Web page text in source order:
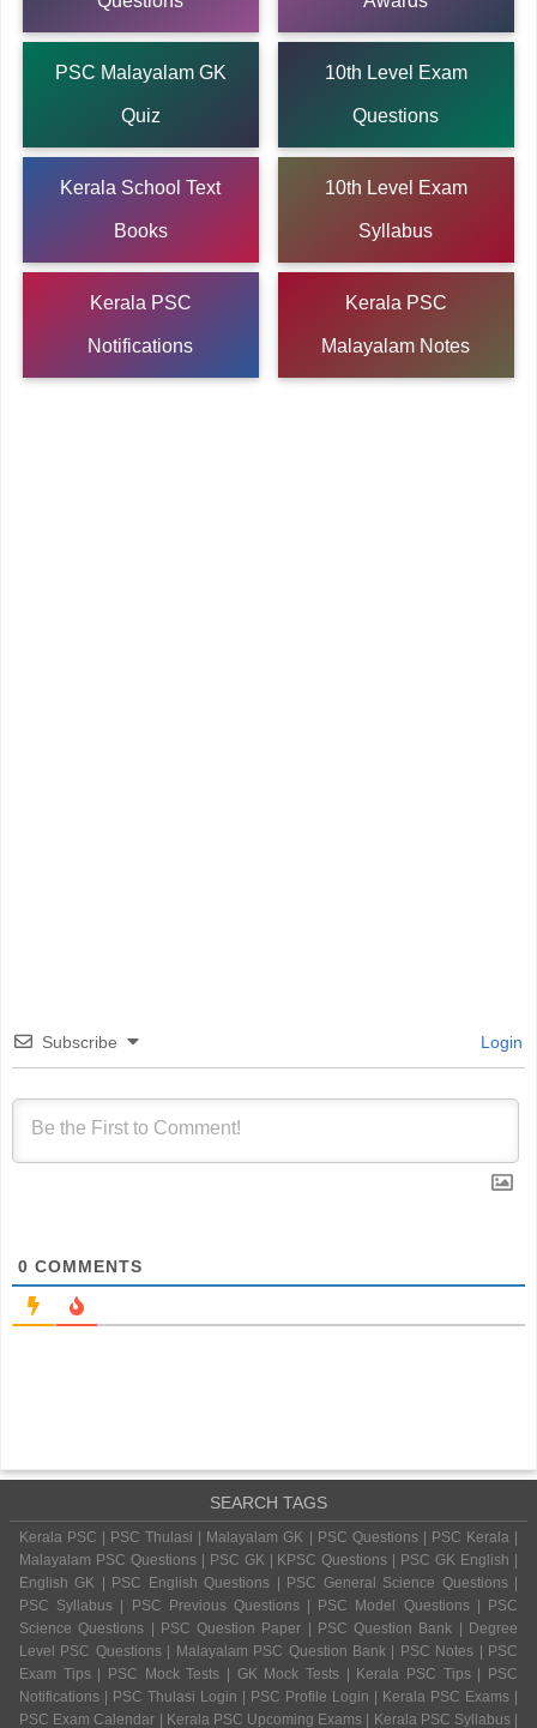
PSC Malayalam GK
Quiz
10th Level Exam
Questions
Kerala School Text
Books
10th Level Exam
Syllabus
Kerala PSC
Notifications
Kerala PSC
Malayalam Notes
Subscribe Login
0 COMMENTS
SEARCH TAGS
Kerala PSC | PSC Thulasi | Malayalam GK | PSC Questions | PSC Kerala |
Malayalam PSC Questions | PSC GK | KPSC Questions | PSC GK English |
English GK | PSC English Questions | PSC General Science Questions |
PSC Syllabus | PSC Previous Questions | PSC Model Questions | PSC
Science Questions | PSC Question Paper | PSC Question Bank | Degree
Level PSC Questions | Malayalam PSC Question Bank | PSC Notes | PSC
Exam Tips | PSC Mock Tests | GK Mock Tests | Kerala PSC Tips | PSC
Notifications | PSC Thulasi Login | PSC Profile Login | Kerala PSC Exams |
PSC Exam Calendar | Kerala PSC Upcoming Exams | Kerala PSC Syllabus |